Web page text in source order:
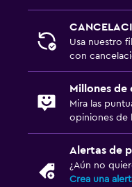
Usa nuestro
con
Millones de
Mira las
opiniones de
Alertas de
¿Aún no
Crea una